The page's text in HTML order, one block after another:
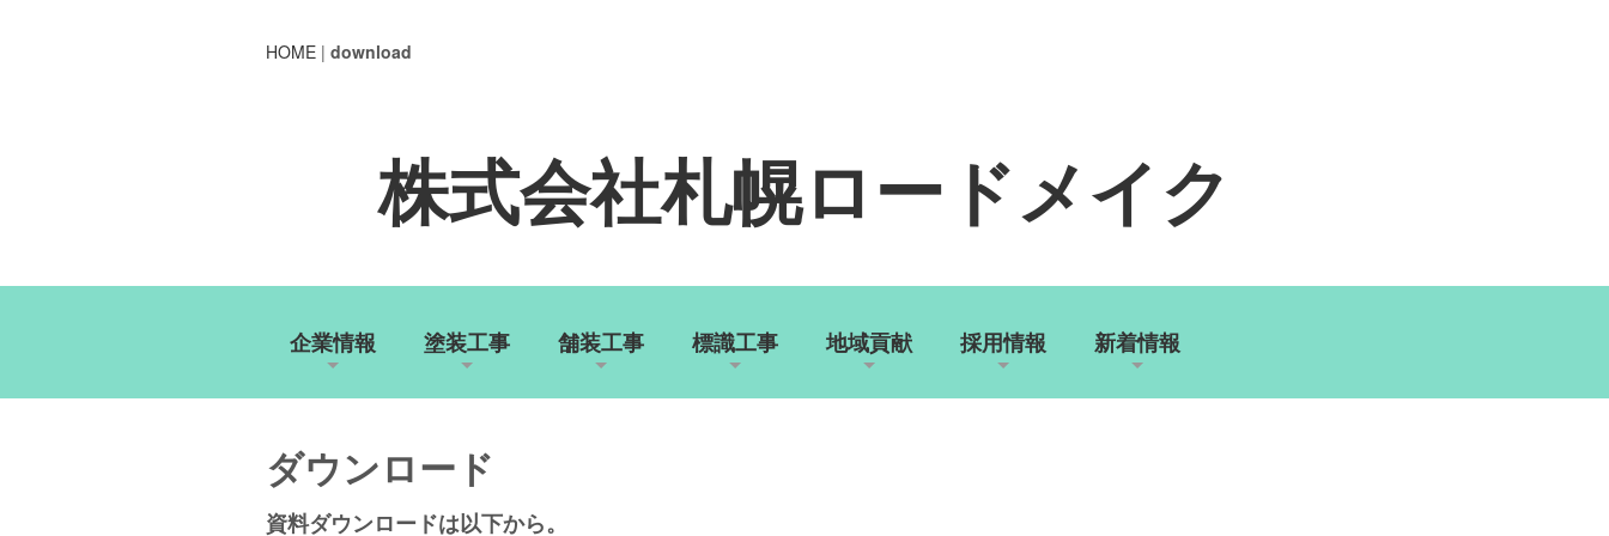
HOME | download
株式会社札幌ロードメイク
企業情報 塗装工事 舗装工事 標識工事 地域貢献 採用情報 新着情報
ダウンロード
資料ダウンロードは以下から。